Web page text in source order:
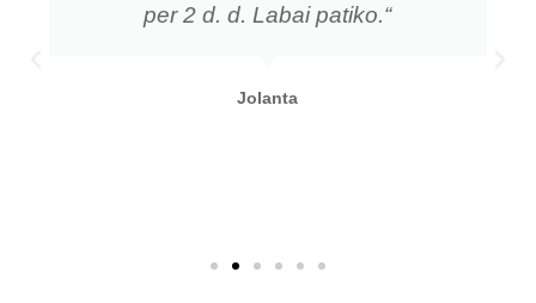
per 2 d. d. Labai patiko.“
Jolanta